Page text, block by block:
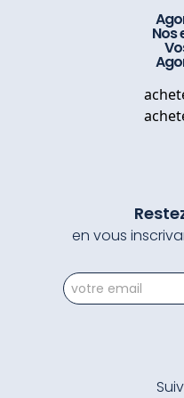
Nos
en vous
newsletter